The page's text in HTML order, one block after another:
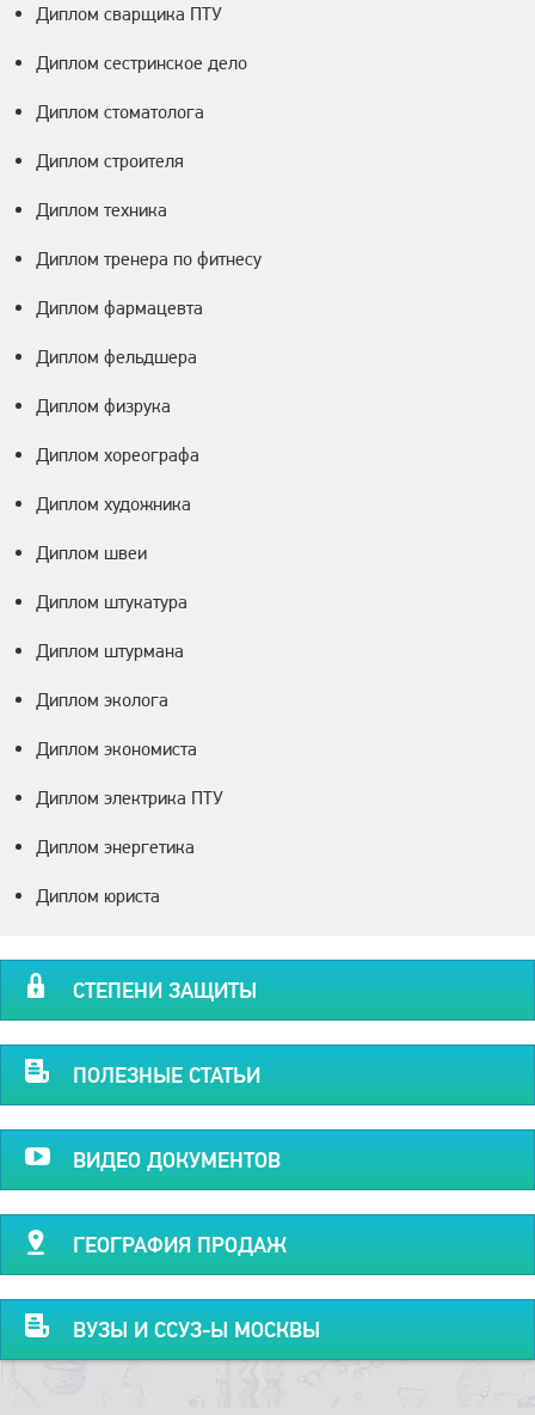
Диплом сварщика ПТУ
Диплом сестринское дело
Диплом стоматолога
Диплом строителя
Диплом техника
Диплом тренера по фитнесу
Диплом фармацевта
Диплом фельдшера
Диплом физрука
Диплом хореографа
Диплом художника
Диплом швеи
Диплом штукатура
Диплом штурмана
Диплом эколога
Диплом экономиста
Диплом электрика ПТУ
Диплом энергетика
Диплом юриста
СТЕПЕНИ ЗАЩИТЫ
ПОЛЕЗНЫЕ СТАТЬИ
ВИДЕО ДОКУМЕНТОВ
ГЕОГРАФИЯ ПРОДАЖ
ВУЗЫ И ССУЗ-Ы МОСКВЫ